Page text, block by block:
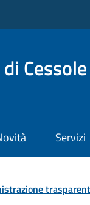
Cessole
Servizi